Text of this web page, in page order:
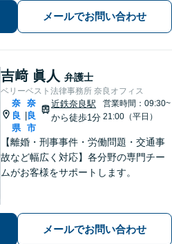
メールでお問い合わせ
吉﨑 眞人 弁護士
ベリーベスト法律事務所 奈良オフィス
奈
良
県
奈
良
市
近鉄奈良駅
から徒歩1分
営業時間：09:30~
21:00（平日）
【離婚・刑事事件・労働問題・交通事
故など幅広く対応】各分野の専門チー
ムがお客様をサポートします。
メールでお問い合わせ